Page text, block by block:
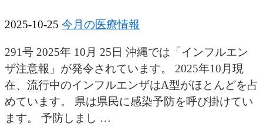
2025-10-25 今月の医療情報
291号 2025年 10月 25日 沖縄では「インフルエン
ザ注意報」が発令されています。 2025年10月現
在、流行中のインフルエンザはA型がほとんどを占
めています。 県は県民に感染予防を呼び掛けてい
ます。 予防しまし …